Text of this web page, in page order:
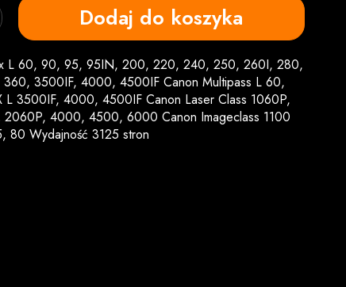
Dodaj do koszyka
L 60, 90, 95, 95IN, 200, 220, 240, 250, 260I, 280,
3500IF, 4000, 4500IF Canon Multipass L 60,
3500IF, 4000, 4500IF Canon Laser Class 1060P,
4000, 4500, 6000 Canon Imageclass 1100
80 Wydajność 3125 stron